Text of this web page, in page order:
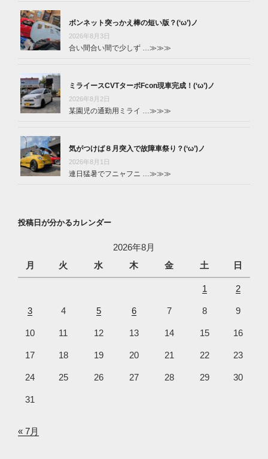
ボンネット突っかえ棒の短い版？(‘ω’)ノ
2026年8月3日
合い間合い間で少しず … ≫≫≫
ミライースCVTターボFcon現車完成！(‘ω’)ノ
2026年8月2日
某園児の通勤用ミライ … ≫≫≫
気がつけば８月突入で故障車祭り？(‘ω’)ノ
2026年8月1日
連日猛暑でフニャフニ … ≫≫≫
投稿日が分かるカレンダー
2026年8月
月
火 水 木 金 土 日
1 2
3 4 5 6 7 8 9
10 11 12 13 14 15 16
17 18 19 20 21 22 23
24 25 26 27 28 29 30
31
« 7月